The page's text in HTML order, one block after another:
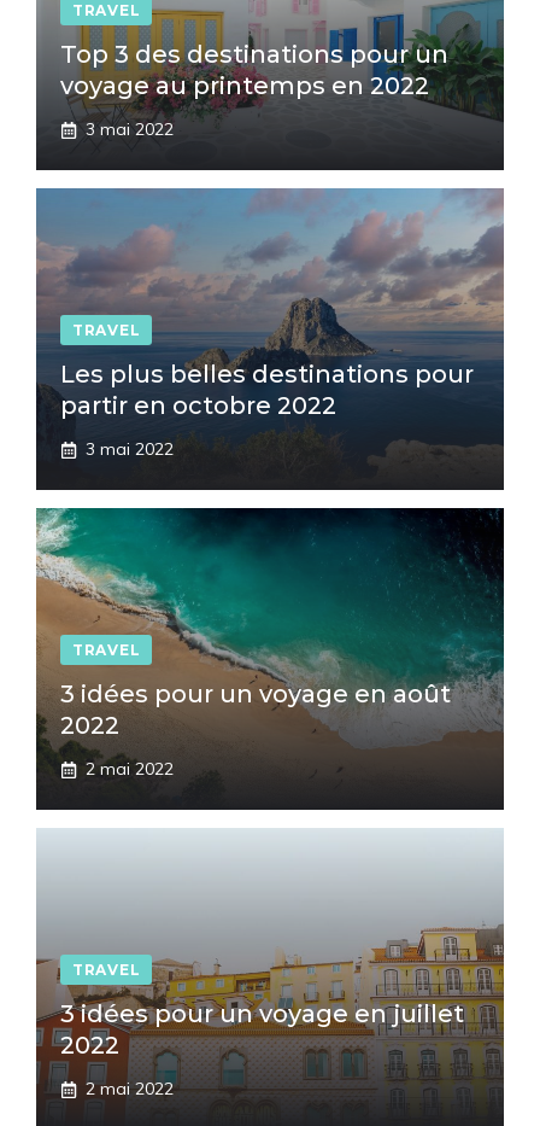
TRAVEL
Top 3 des destinations pour un
voyage au printemps en 2022
3 mai 2022
TRAVEL
Les plus belles destinations pour
partir en octobre 2022
3 mai 2022
TRAVEL
3 idées pour un voyage en août
2022
2 mai 2022
TRAVEL
3 idées pour un voyage en juillet
2022
2 mai 2022